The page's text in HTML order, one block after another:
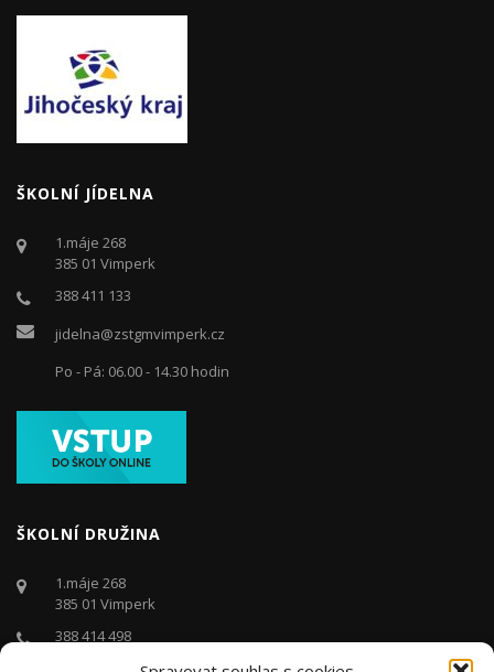
ŠKOLNÍ JÍDELNA
1.máje 268
385 01 Vimperk
388 411 133
jidelna@zstgmvimperk.cz
Po - Pá: 06.00 - 14.30 hodin
ŠKOLNÍ DRUŽINA
1.máje 268
385 01 Vimperk
388 414 498